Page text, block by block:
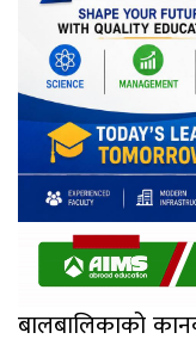
बालबालिकाको